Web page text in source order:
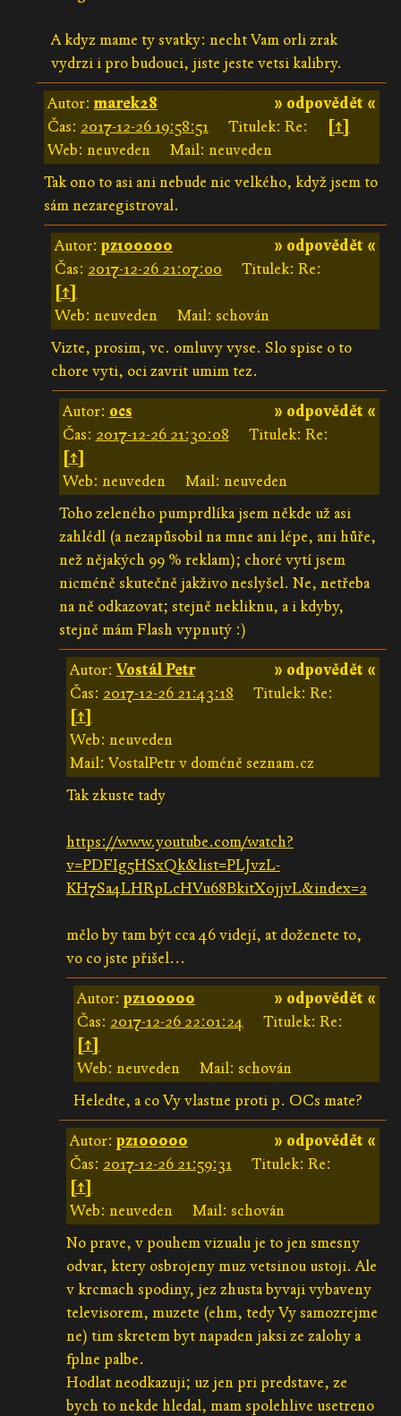
A kdyz mame ty svatky: necht Vam orli zrak
vydrzi i pro budouci, jiste jeste vetsi kalibry.
» odpovědět «
Autor:marek28
Čas: 2017-12-26 19:58:51 Titulek: Re:
[↑]
Web: neuveden
Mail: neuveden
Tak ono to asi ani nebude nic velkého, když jsem to
sám nezaregistroval.
» odpovědět «
Autor:pz100000
Čas: 2017-12-26 21:07:00
Titulek: Re:
[↑]
Web: neuveden
Mail: schován
Vizte, prosim, vc. omluvy vyse. Slo spise o to
chore vyti, oci zavrit umim tez.
» odpovědět «
Autor: ocs
Čas: 2017-12-26 21:30:08
Titulek: Re:
[↑]
Web: neuveden
Mail: neuveden
Toho zeleného pumprdlíka jsem někde už asi
zahlédl (a nezapůsobil na mne ani lépe, ani hůře,
než nějakých 99 % reklam); choré vytí jsem
nicméně skutečně jakživo neslyšel. Ne, netřeba
na ně odkazovat; stejně nekliknu, a i kdyby,
stejně mám Flash vypnutý :)
» odpovědět «
Autor:Vostál Petr
Čas: 2017-12-26 21:43:18
Titulek: Re:
[↑]
Web: neuveden
Mail: VostalPetr v doméně seznam.cz
Tak zkuste tady
https://www.youtube.com/watch?
v=PDFIg5HSxQk&list=PLJvzL-
KH7Sa4LHRpLcHVu68BkitX0jjvL&index=2
mělo by tam být cca 46 videjí, at doženete to,
vo co jste přišel...
» odpovědět «
Autor:pz100000
Čas: 2017-12-26 22:01:24
Titulek: Re:
[↑]
Web: neuveden
Mail: schován
Heledte, a co Vy vlastne proti p. OCs mate?
» odpovědět «
Autor: pz100000
Čas: 2017-12-26 21:59:31
Titulek: Re:
[↑]
Web: neuveden
Mail: schován
No prave, v pouhem vizualu je to jen smesny
odvar, ktery osbrojeny muz vetsinou ustoji. Ale
v krcmach spodiny, jez zhusta byvaji vybaveny
televisorem, muzete (ehm, tedy Vy samozrejme
ne) tim skretem byt napaden jaksi ze zalohy a
fplne palbe.
Hodlat neodkazuji; uz jen pri predstave, ze
bych to nekde hledal, mam spolehlive usetreno